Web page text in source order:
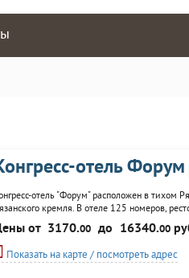
отель Форум
отель "Форум" расположен в тихом
кремля. В отеле 125 номеров,
Для посетителей отеля работает
в номерах, круглосуточный
от 3170.00 до 16340.00
Показать на карте / посмотреть адрес